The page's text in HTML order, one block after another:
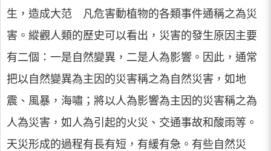
生，造成大范 凡危害動植物的各類事件通稱之為災
害。縱觀人類的歷史可以看出，災害的發生原因主要
有二個：一是自然變異，二是人為影響。因此，通常
把以自然變異為主因的災害稱之為自然災害，如地
震、風暴，海嘯；將以人為影響為主因的災害稱之為
人為災害，如人為引起的火災、交通事故和酸雨等。
天災形成的過程有長有短，有緩有急。有些自然災